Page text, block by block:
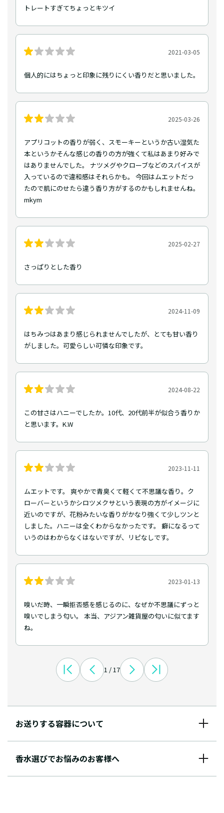
トレートすぎてちょっとキツイ
2021-03-05
個人的にはちょっと印象に残りにくい香りだと思いました。
2025-03-26
アプリコットの香りが弱く、スモーキーというか古い湿気た
本というかそんな感じの香りの方が強くて私はあまり好みで
はありませんでした。 ナツメグやクローブなどのスパイスが
入っているので違和感はそれらかも。 今回はムエットだっ
たので肌にのせたら違う香り方がするのかもしれませんね。
mkym
2025-02-27
さっぱりとした香り
2024-11-09
はちみつはあまり感じられませんでしたが、とても甘い香り
がしました。可愛らしい可憐な印象です。
2024-08-22
この甘さはハニーでしたか。10代、20代前半が似合う香りか
と思います。K.W
2023-11-11
ムエットです。 爽やかで青臭くて軽くて不思議な香り。ク
ローバーというかシロツメクサという表現の方がイメージに
近いのですが、花粉みたいな香りがかなり強くて少しツンと
しました。ハニーは全くわからなかったです。 癖になるって
いうのはわからなくはないですが、リピなしです。
2023-01-13
嗅いだ時、一瞬拒否感を感じるのに、なぜか不思議にずっと
嗅いでしまう匂い。 本当、アジアン雑貨屋の匂いに似てます
ね。
1 / 17
お送りする容器について
香水選びでお悩みのお客様へ